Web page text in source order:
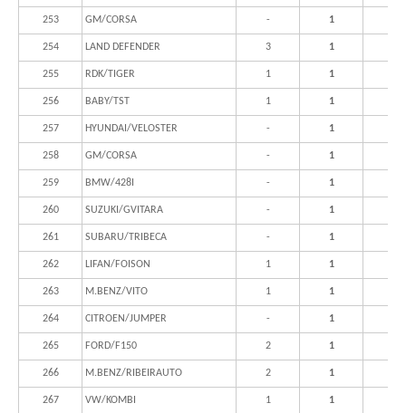
253 GM/CORSA - 1
254 LAND DEFENDER 3 1
255 RDK/TIGER 1 1
256 BABY/TST 1 1
257 HYUNDAI/VELOSTER - 1
258 GM/CORSA - 1
259 BMW/428I - 1
260 SUZUKI/GVITARA - 1
261 SUBARU/TRIBECA - 1
262 LIFAN/FOISON 1 1
263 M.BENZ/VITO 1 1
264 CITROEN/JUMPER - 1
265 FORD/F150 2 1
266 M.BENZ/RIBEIRAUTO 2 1
267 VW/KOMBI 1 1